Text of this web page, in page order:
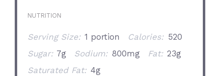
NUTRITION
Serving Size: 1 portion Calories: 520
Sugar: 7g Sodium: 800mg Fat: 23g
Saturated Fat: 4g